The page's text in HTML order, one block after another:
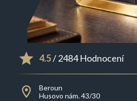
4.5/ 2484 Hodnocení
Beroun
Husovo nám. 43/30